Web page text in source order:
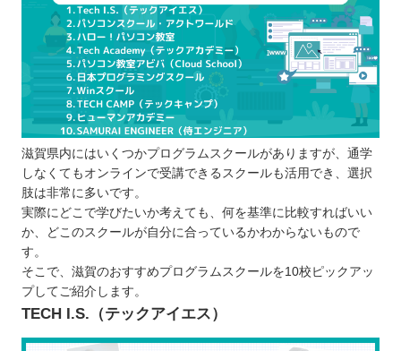
効率良く目的に合った学習ができるか
受講内容に習得したい言語は含まれている
か
通学・オンラインで継続しやすい方を選べ
るか
卒業後のサポート体制は万全か
料金に無理はないか
プログラムスクールで学習するメリット
短期間で効率的に学べる
講師にわからないところを質問できる
教育訓練給付金制度を受けられる場合もあ
る
プログラムスクールで学ぶ際の注意点
滋賀県内にはいくつかプログラムスクールがありますが、通学
しなくてもオンラインで受講できるスクールも活用でき、選択
肢は非常に多いです。
実際にどこで学びたいか考えても、何を基準に比較すればいい
か、どこのスクールが自分に合っているかわからないもので
す。
そこで、滋賀のおすすめプログラムスクールを10校ピックアッ
プしてご紹介します。
TECH I.S.（テックアイエス）